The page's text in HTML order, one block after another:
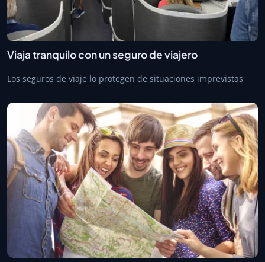
Viaja tranquilo con un seguro de viajero
Los seguros de viaje lo protegen de situaciones imprevistas